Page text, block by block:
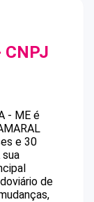
CNPJ
- ME é
e 30
sua
de